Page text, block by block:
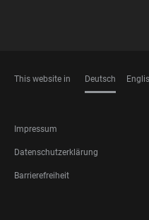
This website in Deutsch
FOOTER
LEGAL
Impressum
Datenschutzerklärung
Barrierefreiheit